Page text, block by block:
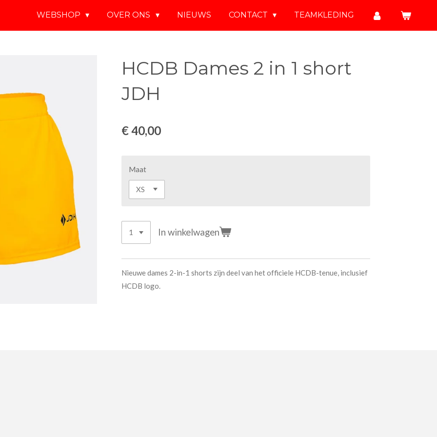
WEBSHOP OVER ONS NIEUWS CONTACT TEAMKLEDING
HCDB Dames 2 in 1 short
JDH
€ 40,00
Maat
In winkelwagen
Nieuwe dames 2-in-1 shorts zijn deel van het officiele HCDB-tenue, inclusief
HCDB logo.